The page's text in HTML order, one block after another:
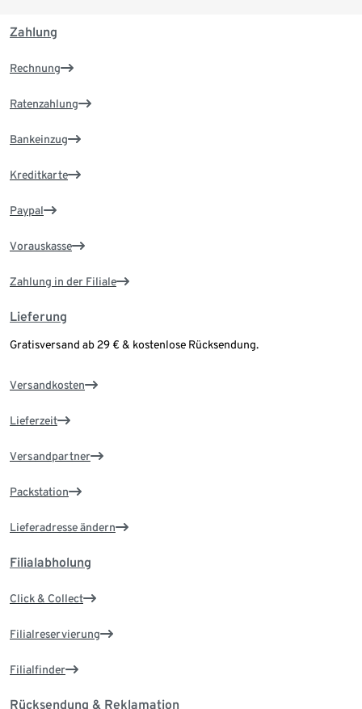
Zahlung
Rechnung
Ratenzahlung
Bankeinzug
Kreditkarte
Paypal
Vorauskasse
Zahlung in der Filiale
Lieferung
Gratisversand ab 29 € & kostenlose Rücksendung.
Versandkosten
Lieferzeit
Versandpartner
Packstation
Lieferadresse ändern
Filialabholung
Click & Collect
Filialreservierung
Filialfinder
Rücksendung & Reklamation